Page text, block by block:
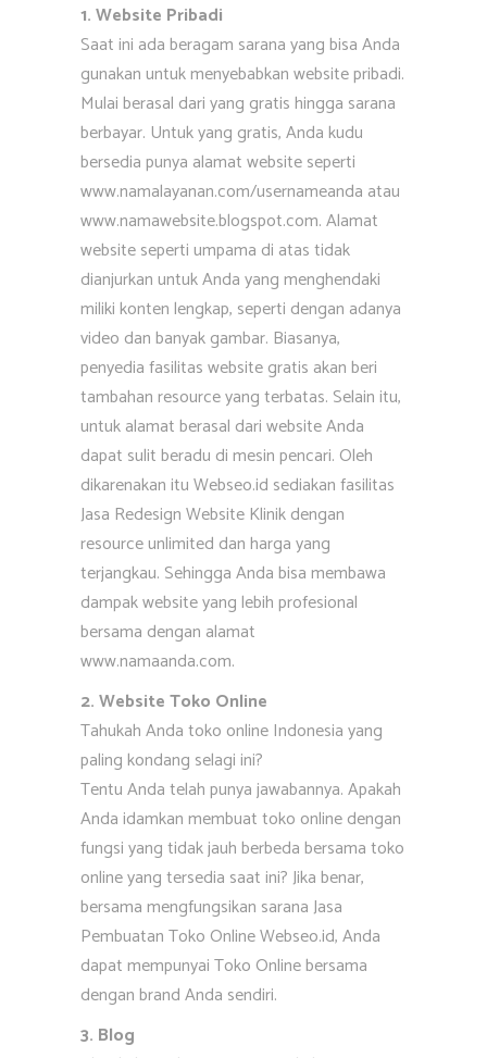
1. Website Pribadi
Saat ini ada beragam sarana yang bisa Anda
gunakan untuk menyebabkan website pribadi.
Mulai berasal dari yang gratis hingga sarana
berbayar. Untuk yang gratis, Anda kudu
bersedia punya alamat website seperti
www.namalayanan.com/usernameanda atau
www.namawebsite.blogspot.com. Alamat
website seperti umpama di atas tidak
dianjurkan untuk Anda yang menghendaki
miliki konten lengkap, seperti dengan adanya
video dan banyak gambar. Biasanya,
penyedia fasilitas website gratis akan beri
tambahan resource yang terbatas. Selain itu,
untuk alamat berasal dari website Anda
dapat sulit beradu di mesin pencari. Oleh
dikarenakan itu Webseo.id sediakan fasilitas
Jasa Redesign Website Klinik dengan
resource unlimited dan harga yang
terjangkau. Sehingga Anda bisa membawa
dampak website yang lebih profesional
bersama dengan alamat
www.namaanda.com.
2. Website Toko Online
Tahukah Anda toko online Indonesia yang
paling kondang selagi ini?
Tentu Anda telah punya jawabannya. Apakah
Anda idamkan membuat toko online dengan
fungsi yang tidak jauh berbeda bersama toko
online yang tersedia saat ini? Jika benar,
bersama mengfungsikan sarana Jasa
Pembuatan Toko Online Webseo.id, Anda
dapat mempunyai Toko Online bersama
dengan brand Anda sendiri.
3. Blog